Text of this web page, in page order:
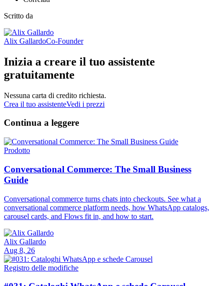
Scritto da
Alix GallardoCo-Founder
Inizia a creare il tuo assistente
gratuitamente
Nessuna carta di credito richiesta.
Crea il tuo assistenteVedi i prezzi
Continua a leggere
Prodotto
Conversational Commerce: The Small Business
Guide
Conversational commerce turns chats into checkouts. See what a
conversational commerce platform needs, how WhatsApp catalogs,
carousel cards, and Flows fit in, and how to start.
Alix Gallardo
Aug 8, 26
Registro delle modifiche